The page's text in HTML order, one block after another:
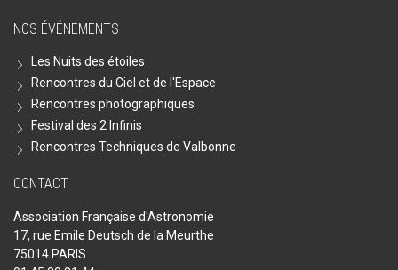
NOS ÉVÉNEMENTS
Les Nuits des étoiles
Rencontres du Ciel et de l'Espace
Rencontres photographiques
Festival des 2 Infinis
Rencontres Techniques de Valbonne
CONTACT
Association Française d'Astronomie
17, rue Emile Deutsch de la Meurthe
75014 PARIS